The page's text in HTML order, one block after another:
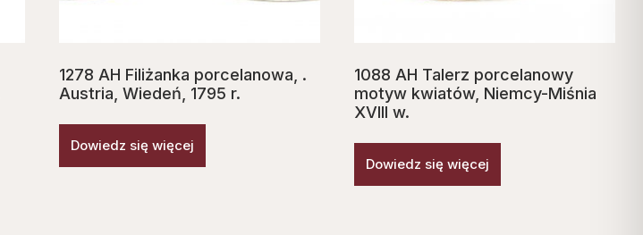
1278 AH Filiżanka porcelanowa, .
Austria, Wiedeń, 1795 r.
Dowiedz się więcej
1088 AH Talerz porcelanowy
motyw kwiatów, Niemcy-Miśnia
XVIII w.
Dowiedz się więcej